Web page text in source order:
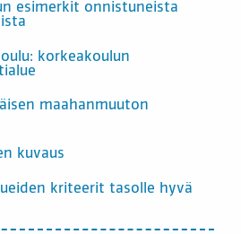
esimerkit onnistuneista
korkeakoulun
maahanmuuton
kuvaus
kriteerit tasolle hyvä